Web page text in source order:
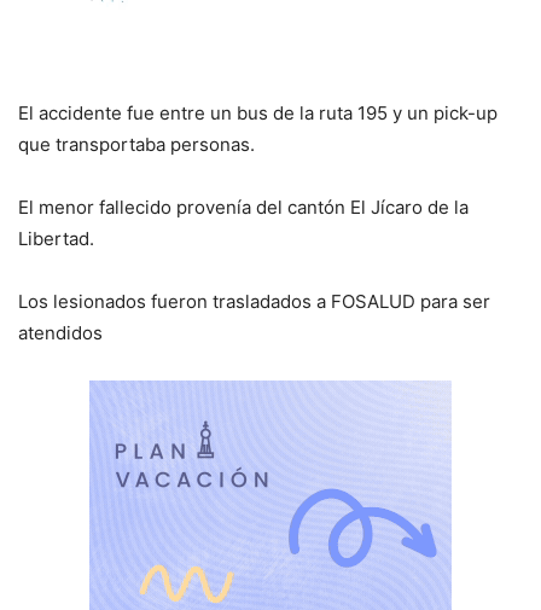
El accidente fue entre un bus de la ruta 195 y un pick-up
que transportaba personas.
El menor fallecido provenía del cantón El Jícaro de la
Libertad.
Los lesionados fueron trasladados a FOSALUD para ser
atendidos